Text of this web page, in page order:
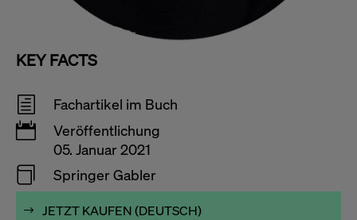
KEY FACTS
h Fachartikel im Buch

Veröffentlichung
05. Januar 2021
 Springer Gabler
JETZT KAUFEN (DEUTSCH)